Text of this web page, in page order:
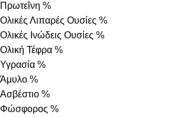
Πρωτεΐνη %
Ολικές Λιπαρές Ουσίες %
Ολικές Ινώδεις Ουσίες %
Ολική Τέφρα %
Υγρασία %
Άμυλο %
Ασβέστιο %
Φώσφορος %